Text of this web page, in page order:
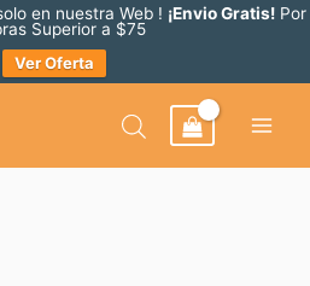
en nuestra Web ! ¡Envio Gratis!Por
Superior a $75
Ver Oferta